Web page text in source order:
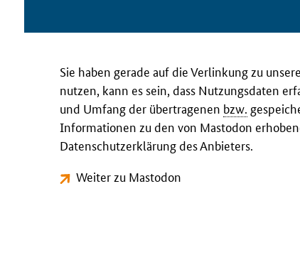
Sie haben gerade auf die Verlinkung zu
nutzen, kann es sein, dass Nutzungsdaten
und Umfang der übertragenen bzw.
Informationen zu den von Mastodon
Datenschutzerklärung des Anbieters.
Weiter zu Mastodon